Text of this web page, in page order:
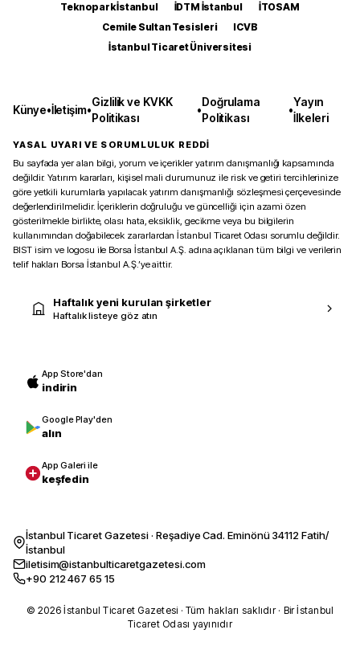
Teknopark İstanbul
İDTM İstanbul
İTOSAM
Cemile Sultan Tesisleri
ICVB
İstanbul Ticaret Üniversitesi
Künye•İletişim•
Gizlilik ve KVKK
Politikası
•
Doğrulama
Politikası
•
Yayın
İlkeleri
YASAL UYARI VE SORUMLULUK REDDİ
Bu sayfada yer alan bilgi, yorum ve içerikler yatırım danışmanlığı kapsamında
değildir. Yatırım kararları, kişisel mali durumunuz ile risk ve getiri tercihlerinize
göre yetkili kurumlarla yapılacak yatırım danışmanlığı sözleşmesi çerçevesinde
değerlendirilmelidir. İçeriklerin doğruluğu ve güncelliği için azami özen
gösterilmekle birlikte, olası hata, eksiklik, gecikme veya bu bilgilerin
kullanımından doğabilecek zararlardan İstanbul Ticaret Odası sorumlu değildir.
BIST isim ve logosu ile Borsa İstanbul A.Ş. adına açıklanan tüm bilgi ve verilerin
telif hakları Borsa İstanbul A.Ş.’ye aittir.
Haftalık yeni kurulan şirketler
Haftalık listeye göz atın
App Store'dan
indirin
Google Play'den
alın
App Galeri ile
keşfedin
İstanbul Ticaret Gazetesi · Reşadiye Cad. Eminönü 34112 Fatih/
İstanbul
iletisim@istanbulticaretgazetesi.com
+90 212 467 65 15
© 2026 İstanbul Ticaret Gazetesi · Tüm hakları saklıdır · Bir İstanbul
Ticaret Odası yayınıdır